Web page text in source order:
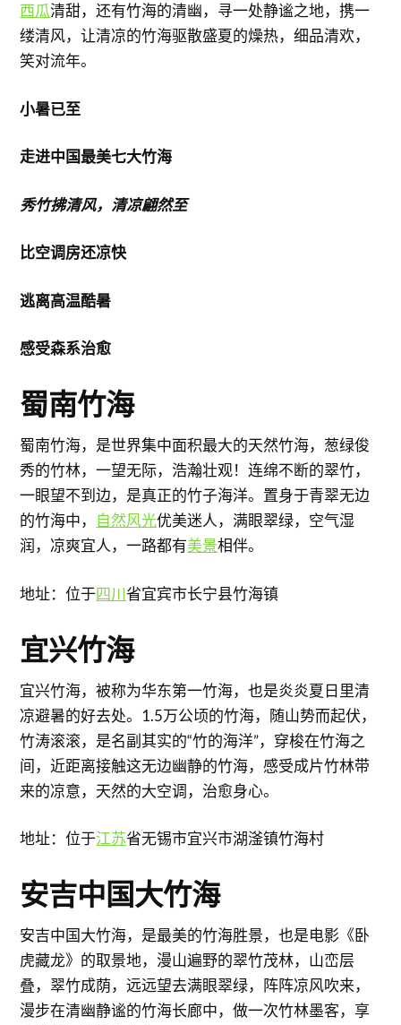
西瓜清甜，还有竹海的清幽，寻一处静谧之地，携一
缕清风，让清凉的竹海驱散盛夏的燥热，细品清欢，
笑对流年。
小暑已至
走进中国最美七大竹海
秀竹拂清风，清凉翩然至
比空调房还凉快
逃离高温酷暑
感受森系治愈
蜀南竹海
蜀南竹海，是世界集中面积最大的天然竹海，葱绿俊
秀的竹林，一望无际，浩瀚壮观！连绵不断的翠竹，
一眼望不到边，是真正的竹子海洋。置身于青翠无边
的竹海中， 自然风光优美迷人，满眼翠绿，空气湿
润，凉爽宜人，一路都有美景相伴。
地址：位于四川省宜宾市长宁县竹海镇
宜兴竹海
宜兴竹海，被称为华东第一竹海，也是炎炎夏日里清
凉避暑的好去处。1.5万公顷的竹海，随山势而起伏，
竹涛滚滚，是名副其实的“竹的海洋”，穿梭在竹海之
间，近距离接触这无边幽静的竹海，感受成片竹林带
来的凉意，天然的大空调，治愈身心。
地址：位于江苏省无锡市宜兴市湖滏镇竹海村
安吉中国大竹海
安吉中国大竹海，是最美的竹海胜景，也是电影《卧
虎藏龙》的取景地，漫山遍野的翠竹茂林，山峦层
叠，翠竹成荫，远远望去满眼翠绿，阵阵凉风吹来，
漫步在清幽静谧的竹海长廊中，做一次竹林墨客，享